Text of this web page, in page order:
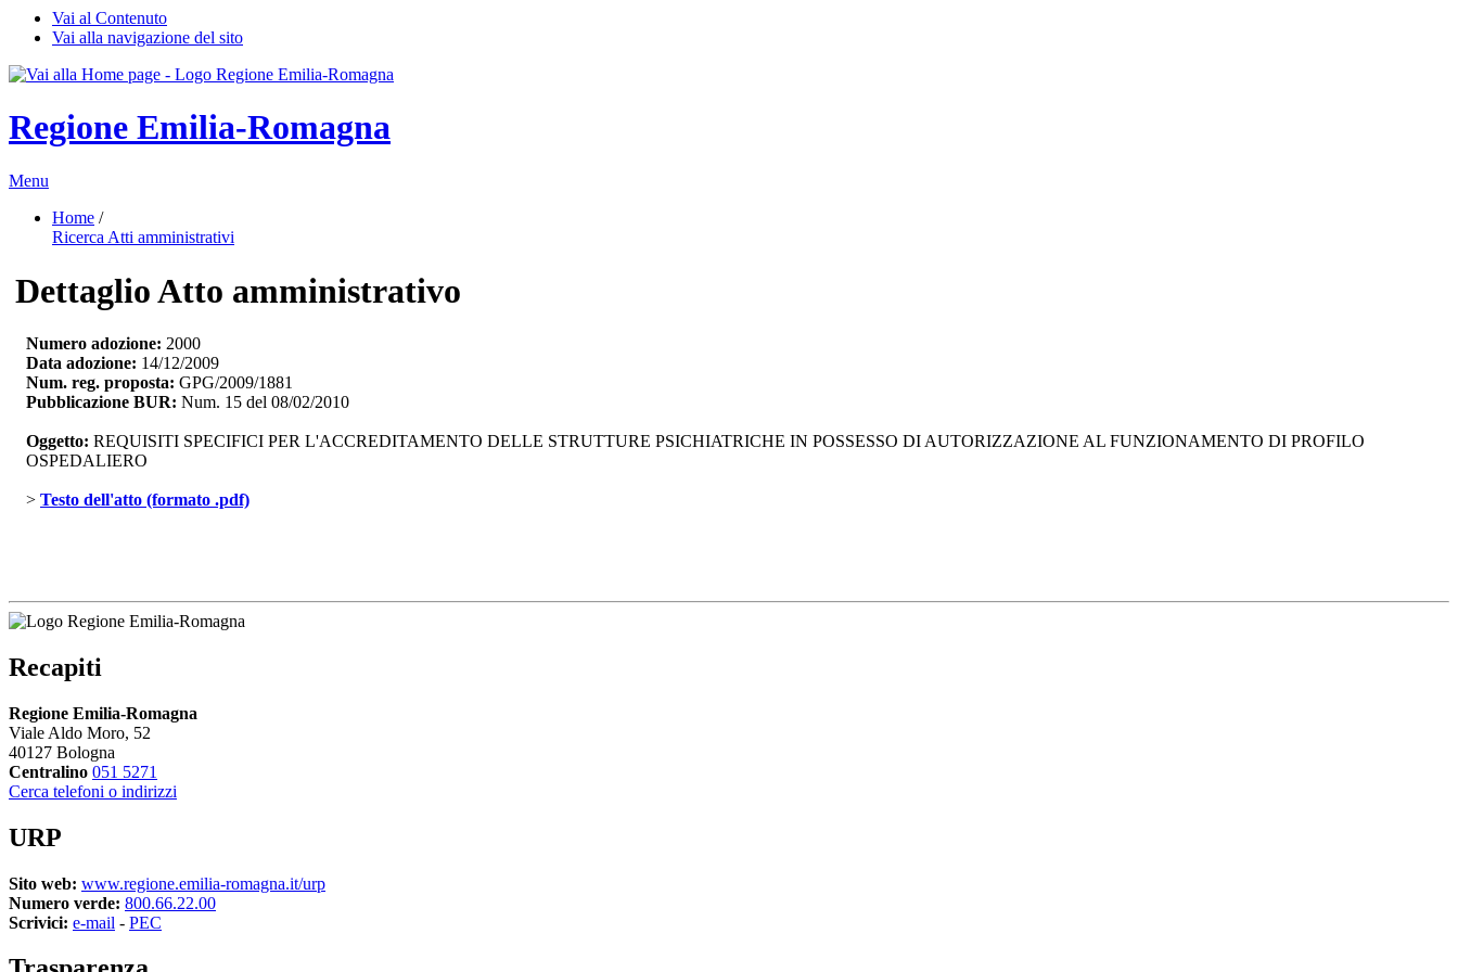
Vai al Contenuto
Vai alla navigazione del sito
Regione Emilia-Romagna
Menu
Home /
Ricerca Atti amministrativi
Dettaglio Atto amministrativo
Numero adozione: 2000
Data adozione: 14/12/2009
Num. reg. proposta: GPG/2009/1881
Pubblicazione BUR: Num. 15 del 08/02/2010
Oggetto: REQUISITI SPECIFICI PER L'ACCREDITAMENTO DELLE STRUTTURE PSICHIATRICHE IN POSSESSO DI AUTORIZZAZIONE AL FUNZIONAMENTO DI PROFILO
OSPEDALIERO
> Testo dell'atto (formato .pdf)
Recapiti
Regione Emilia-Romagna
Viale Aldo Moro, 52
40127 Bologna
Centralino 051 5271
Cerca telefoni o indirizzi
URP
Sito web: www.regione.emilia-romagna.it/urp
Numero verde: 800.66.22.00
Scrivici: e-mail - PEC